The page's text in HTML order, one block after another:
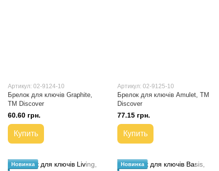
Артикул: 02-9124-10
Брелок для ключів Graphite,
TM Discover
60.60 грн.
Купить
Артикул: 02-9125-10
Брелок для ключів Amulet, TM
Discover
77.15 грн.
Купить
Новинка Новинка